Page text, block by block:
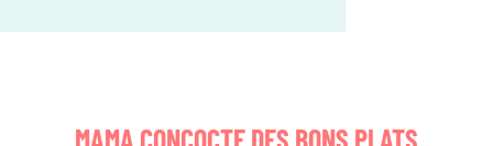
MAMA CONCOCTE DES BONS PLATS